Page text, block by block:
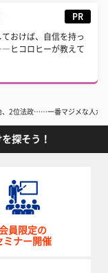
PR
おけば、自信を持っ
ヒコロヒーが教えて
、2位法政……一番マジメな人が
探そう！
員限定の
ミナー開催